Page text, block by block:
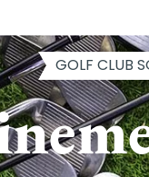
GOLF CLUB